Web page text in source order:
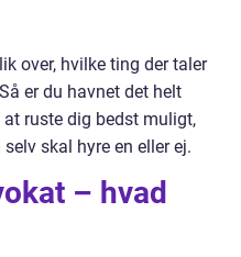
over, hvilke ting der taler
er du havnet det helt
ruste dig bedst muligt,
skal hyre en eller ej.
– hvad